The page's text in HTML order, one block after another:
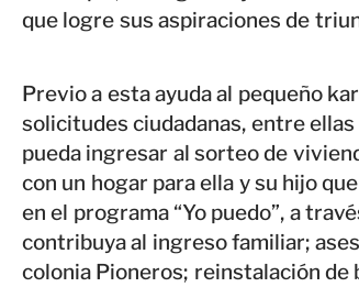
que logre sus aspiraciones de
Previo a esta ayuda al pequeño
solicitudes ciudadanas, entre
pueda ingresar al sorteo de
con un hogar para ella y su hijo
en el programa “Yo puedo”, a
contribuya al ingreso familiar;
colonia Pioneros; reinstalación de